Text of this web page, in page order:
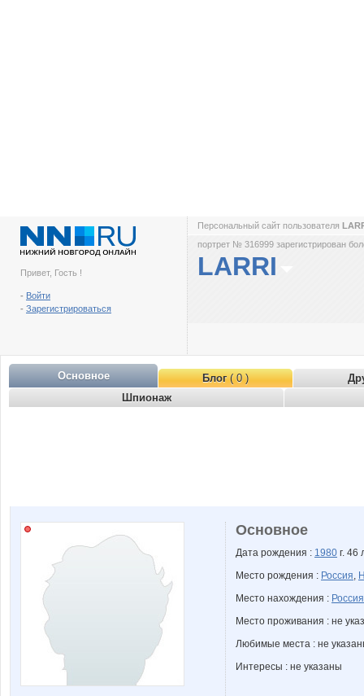
Привет, Гость !
- Войти
- Зарегистрироваться
Персональный сайт пользователя
портрет № 316999 зарегистрирован
LARRI
Основное Блог( 0 )
Шпионаж
Основное
Дата рождения : 1980 г. 46
Место рождения : Россия,
Место нахождения : Россия
Место проживания : не
Любимые места : не
Интересы : не указаны